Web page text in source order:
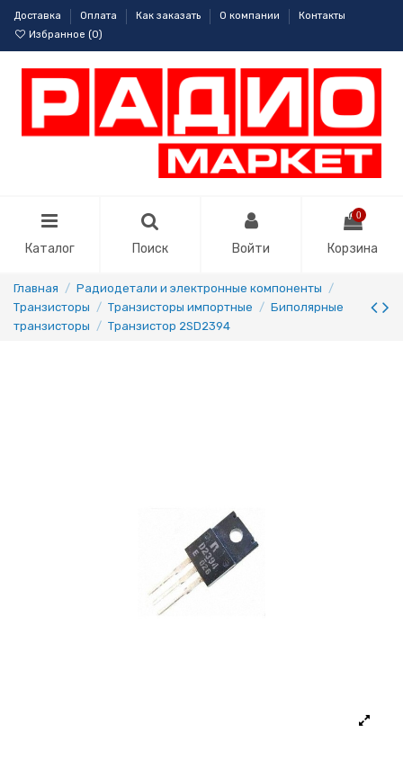
Доставка Оплата Как заказать О компании
Контакты
Избранное (0)
Каталог Поиск Войти
0
Корзина
Главная
Радиодетали и электронные компоненты
Транзисторы
Транзисторы импортные
Биполярные
транзисторы
Транзистор 2SD2394